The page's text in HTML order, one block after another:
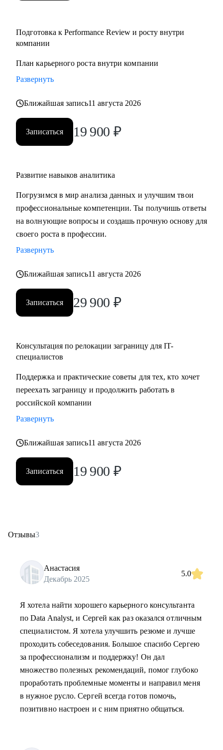
Подготовка к Performance Review и росту внутри
компании
План карьерного роста внутри компании
Развернуть
Ближайшая запись11 августа 2026
Записаться 19 900 ₽
Развитие навыков аналитика
Погрузимся в мир анализа данных и улучшим твои
профессиональные компетенции. Ты получишь ответы
на волнующие вопросы и создашь прочную основу для
своего роста в профессии.
Развернуть
Ближайшая запись11 августа 2026
Записаться 29 900 ₽
Консультация по релокации заграницу для IT-
специалистов
Поддержка и практические советы для тех, кто хочет
переехать заграницу и продолжить работать в
российской компании
Развернуть
Ближайшая запись11 августа 2026
Записаться 19 900 ₽
Отзывы3
Анастасия
Декабрь 2025
5.0
Я хотела найти хорошего карьерного консультанта
по Data Analyst, и Сергей как раз оказался отличным
специалистом. Я хотела улучшить резюме и лучше
проходить собеседования. Большое спасибо Сергею
за профессионализм и поддержку! Он дал
множество полезных рекомендаций, помог глубоко
проработать проблемные моменты и направил меня
в нужное русло. Сергей всегда готов помочь,
позитивно настроен и с ним приятно общаться.